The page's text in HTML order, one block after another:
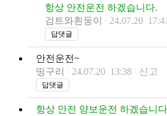
항상 안전운전 하겠습니다.
검트와흰둥이
24.07.20 17:41
답댓글
안전운전~
띵구리
24.07.20 13:38 신고
답댓글
항상 안전 양보운전 하겠습니다